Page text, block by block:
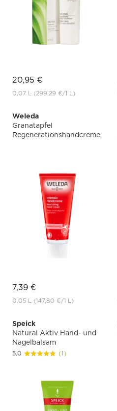
20,95 €
0.07 L (299,29 €/1 L)
Weleda
Granatapfel
Regenerationshandcreme
7,39 €
0.05 L (147,80 €/1 L)
Speick
Natural Aktiv Hand- und
Nagelbalsam
5.0 (1)